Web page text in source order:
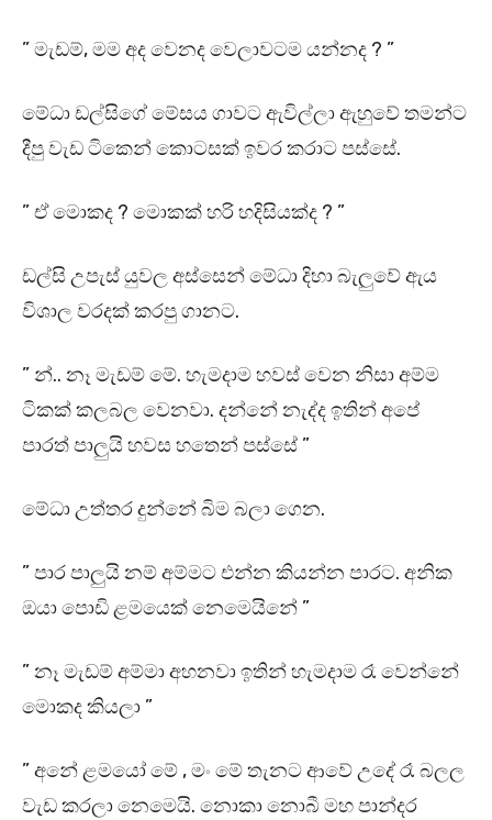
” මැඩම්, මම අද වෙනද වෙලාවටම යන්නද ? ”
මේධා ඩල්සිගේ මේසය ගාවට ඇවිල්ලා ඇහුවේ තමන්ට
දීපු වැඩ ටිකෙන් කොටසක් ඉවර කරාට පස්සේ.
” ඒ මොකද ? මොකක් හරි හදිසියක්ද ? ”
ඩල්සි උපැස් යුවල අස්සෙන් මේධා දිහා බැලුවේ ඇය
විශාල වරදක් කරපු ගානට.
” න්.. නෑ මැඩම් මේ. හැමදාම හවස් වෙන නිසා අම්ම
ටිකක් කලබල වෙනවා. දන්නේ නැද්ද ඉතින් අපේ
පාරත් පාලුයි හවස හතෙන් පස්සේ ”
මේධා උත්තර දුන්නේ බිම බලා ගෙන.
” පාර පාලුයි නම් අම්මට එන්න කියන්න පාරට. අනික
ඔයා පොඩි ළමයෙක් නෙමෙයිනේ ”
” නෑ මැඩම් අම්මා අහනවා ඉතින් හැමදාම රෑ වෙන්නේ
මොකද කියලා ”
” අනේ ළමයෝ මේ , මං මේ තැනට ආවේ උදේ රෑ බලල
වැඩ කරලා නෙමෙයි. නොකා නොබී මහ පාන්දර